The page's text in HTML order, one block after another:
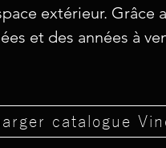
extérieur. Grâce
et des années à
catalogue